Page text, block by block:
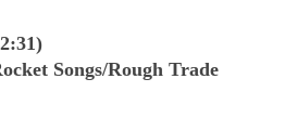
Songs/Rough Trade